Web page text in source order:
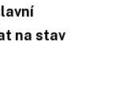
na stav